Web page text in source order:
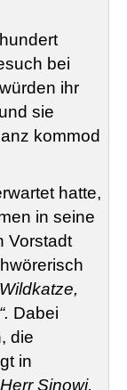
bei
ihr
sie
kommod
hatte,
in seine
Vorstadt
Dabei
die
in
Sinowi,